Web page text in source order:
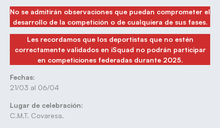
No se admitirán observaciones que puedan comprometer el
desarrollo de la competición o de cualquiera de sus fases.
Les recordamos que los deportistas que no estén
correctamente validados en iSquad no podrán participar
en competiciones federadas durante 2025.
Fechas:
21/03 al 06/04
Lugar de celebración:
C.M.T. Covaresa.